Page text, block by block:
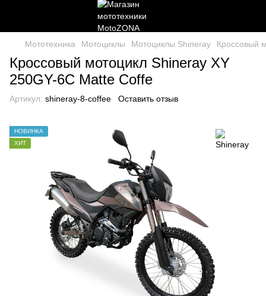
Мототехника Мотоциклы Мотоциклы Shineray Кроссовый
Кроссовый мотоцикл Shineray XY
250GY-6C Matte Coffe
Артикул: shineray-8-coffee Оставить отзыв
НОВИНКА
ХИТ